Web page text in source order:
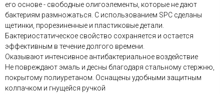
его основе - свободные олигоэлементы, которые не дают
бактериям размножаться. С использованием SPC сделаны
щетинки, прорезиненные и пластиковые детали.
Бактериостатическое свойство сохраняется и остается
эффективным в течение долгого времени.
Оказывают интенсивное антибактериальное воздействие
Не повреждают эмаль и десны благодаря стальному стержню,
покрытому полиуретаном. Оснащены удобными защитным
колпачком и гнущейся ручкой